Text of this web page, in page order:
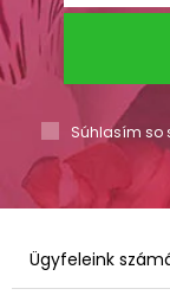
Súhlasím so
Ügyfeleink